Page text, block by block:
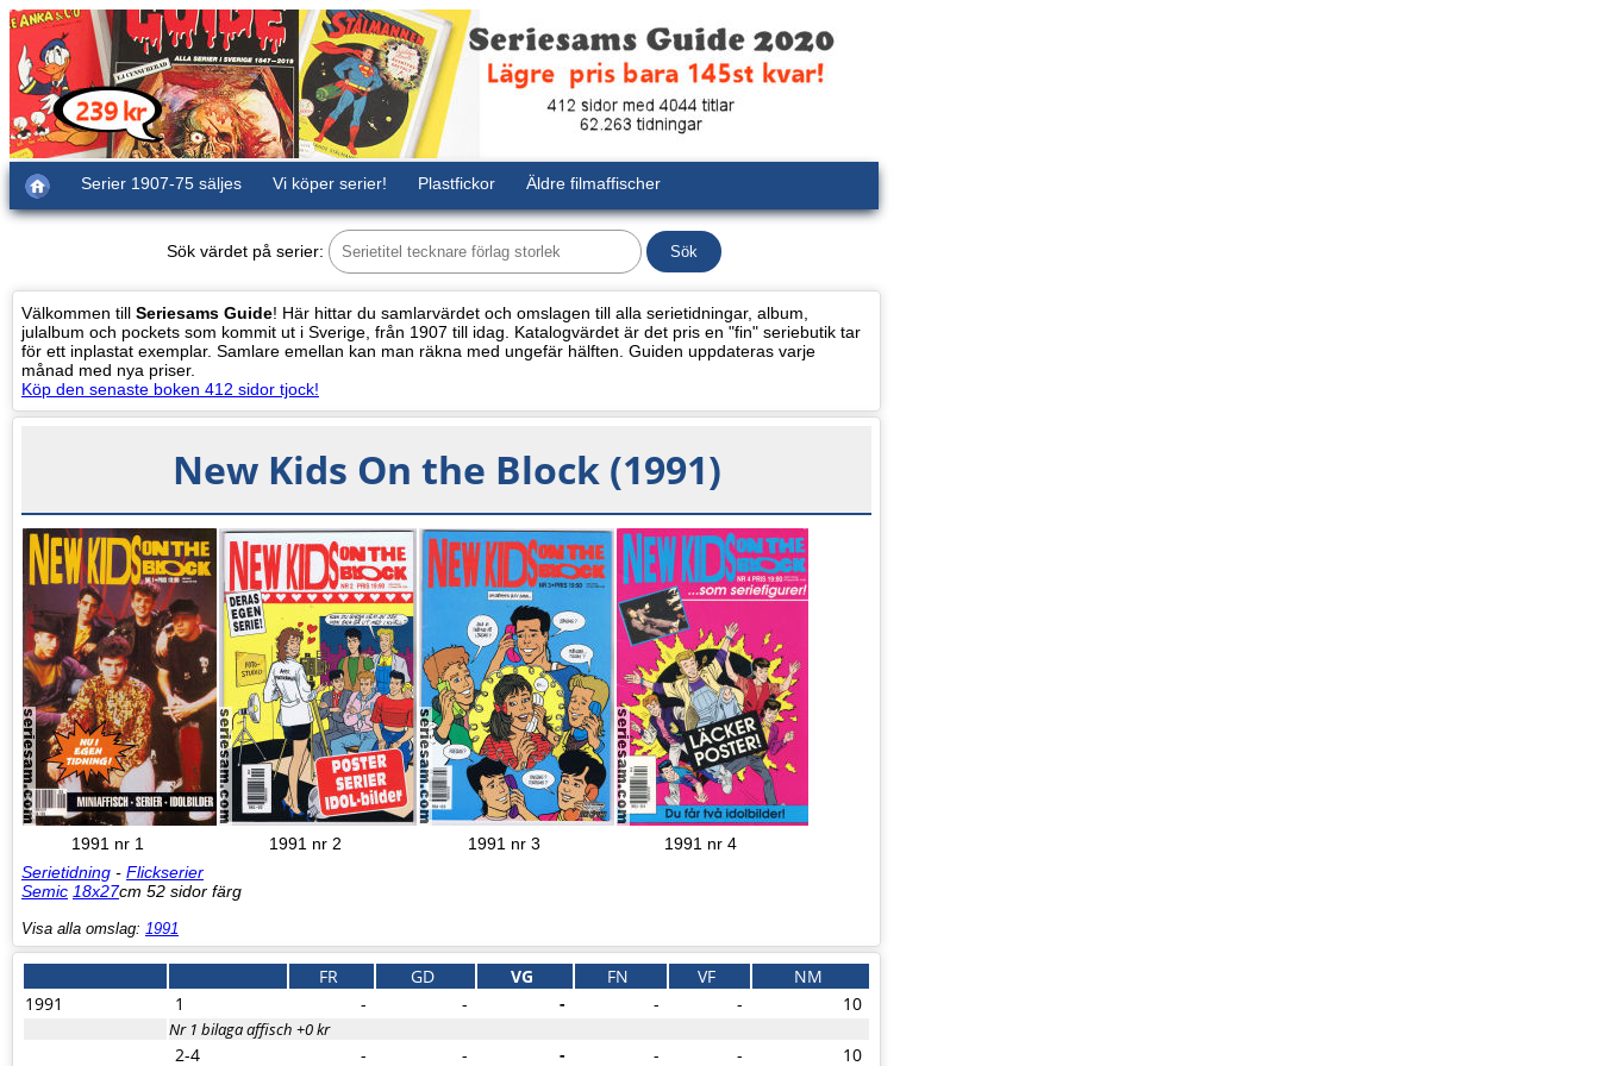
Serier 1907-75 säljes Vi köper serier! Plastfickor Äldre filmaffischer
Sök värdet på serier:
Välkommen till Seriesams Guide! Här hittar du samlarvärdet och omslagen till alla serietidningar, album,
julalbum och pockets som kommit ut i Sverige, från 1907 till idag. Katalogvärdet är det pris en "fin" seriebutik tar
för ett inplastat exemplar. Samlare emellan kan man räkna med ungefär hälften. Guiden uppdateras varje
månad med nya priser.
Köp den senaste boken 412 sidor tjock!
New Kids On the Block (1991)
1991 nr 1 1991 nr 2 1991 nr 3
1991 nr 4
Serietidning - Flickserier
Semic 18x27cm 52 sidor färg
Visa alla omslag: 1991
FR GD VG FN VF
NM
1991
1 - - - - - 10
Nr 1 bilaga affisch +0 kr
2-4 - - - - - 10